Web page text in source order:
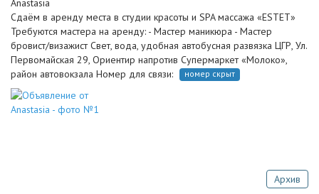
Сдаём в аренду места в студии красоты и SPA массажа «ESTET»
Требуются мастера на аренду: - Мастер маникюра - Мастер
бровист/визажист Свет, вода, удобная автобусная развязка ЦГР, Ул.
Первомайская 29, Ориентир напротив Супермаркет «Молоко»,
район автовокзала Номер для связи:
номер скрыт
Архив